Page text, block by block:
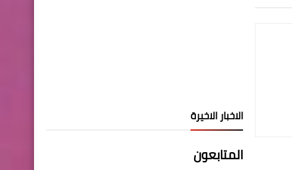
الاخبار الاخيرة
المتابعون